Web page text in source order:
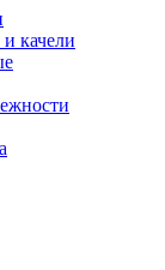
качели